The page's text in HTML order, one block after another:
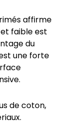
affirme
faible est
du
une forte
de coton,